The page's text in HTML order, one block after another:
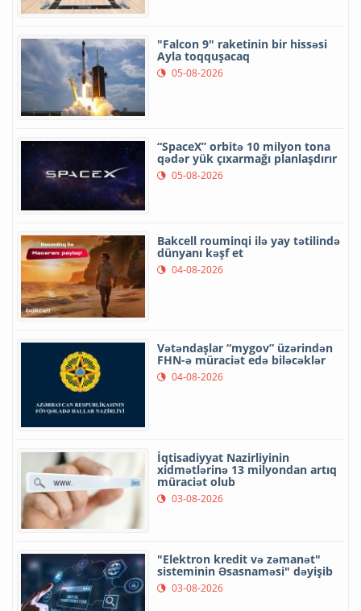
"Falcon 9" raketinin bir hissəsi
Ayla toqquşacaq
05-08-2026
“SpaceX” orbitə 10 milyon tona
qədər yük çıxarmağı planlaşdırır
05-08-2026
Bakcell rouminqi ilə yay tətilində
dünyanı kəşf et
04-08-2026
Vətəndaşlar “mygov” üzərindən
FHN-ə müraciət edə biləcəklər
04-08-2026
İqtisadiyyat Nazirliyinin
xidmətlərinə 13 milyondan artıq
müraciət olub
03-08-2026
"Elektron kredit və zəmanət"
sisteminin Əsasnaməsi" dəyişib
03-08-2026